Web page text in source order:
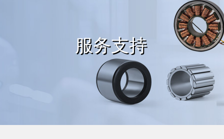
服务支持